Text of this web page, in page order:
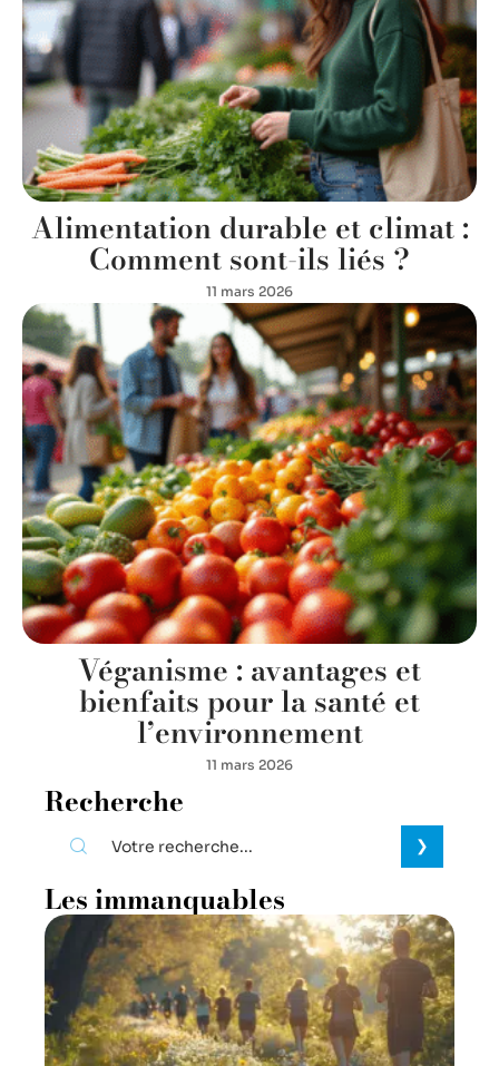
Alimentation durable et climat :
Comment sont-ils liés ?
11 mars 2026
Véganisme : avantages et
bienfaits pour la santé et
l’environnement
11 mars 2026
Recherche
Les immanquables